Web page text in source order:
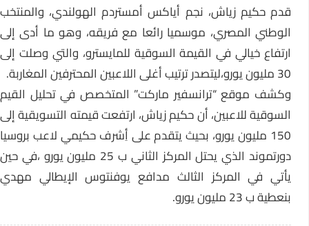
قدم حكيم زياش، نجم أياكس أمستردم الهولندي، والمنتخب
الوطني المصري، موسميا رائعا مع فريقه، وهو ما أدى إلى
ارتفاع خيالي في القيمة السوقية للمايسترو، والتي وصلت إلى
وكشف موقع “ترانسفير ماركت” المتخصص في تحليل القيم
السوقية للاعبين، أن حكيم زياش، ارتفعت قيمته التسويقية إلى
150 مليون يورو، بحيث يتقدم على أِشرف حكيمي لاعب بروسيا
دورتموند الذي يحتل المركز الثاني ب 25 مليون يورو ،في حين
يأتي في المركز الثالث مدافع يوفنتوس الإيطالي مهدي
بنعطية ب 23 مليون يورو.